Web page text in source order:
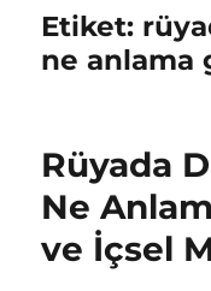
Etiket:
ne anlama
Rüyada
Ne
ve İçsel